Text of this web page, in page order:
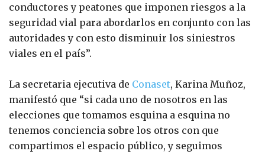
conductores y peatones que imponen riesgos a la
seguridad vial para abordarlos en conjunto con las
autoridades y con esto disminuir los siniestros
viales en el país”.
La secretaria ejecutiva de Conaset, Karina Muñoz,
manifestó que “si cada uno de nosotros en las
elecciones que tomamos esquina a esquina no
tenemos conciencia sobre los otros con que
compartimos el espacio público, y seguimos